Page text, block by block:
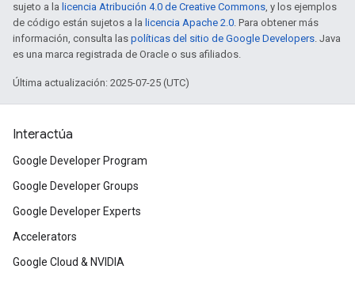
sujeto a la licencia Atribución 4.0 de Creative Commons, y los ejemplos
de código están sujetos a la licencia Apache 2.0. Para obtener más
información, consulta las políticas del sitio de Google Developers. Java
es una marca registrada de Oracle o sus afiliados.
Última actualización: 2025-07-25 (UTC)
Interactúa
Google Developer Program
Google Developer Groups
Google Developer Experts
Accelerators
Google Cloud & NVIDIA